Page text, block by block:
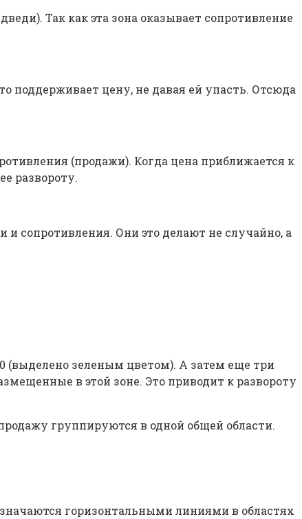
Так как эта зона оказывает сопротивление
поддерживает цену, не давая ей упасть. Отсюда
(продажи). Когда цена приближается к
развороту.
сопротивления. Они это делают не случайно, а
(выделено зеленым цветом). А затем еще три
в этой зоне. Это приводит к развороту
группируются в одной общей области.
горизонтальными линиями в областях